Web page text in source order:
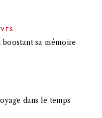
sa mémoire
dans le temps